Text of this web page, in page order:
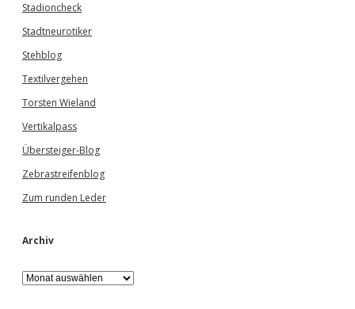
Stadioncheck
Stadtneurotiker
Stehblog
Textilvergehen
Torsten Wieland
Vertikalpass
Übersteiger-Blog
Zebrastreifenblog
Zum runden Leder
Archiv
A
r